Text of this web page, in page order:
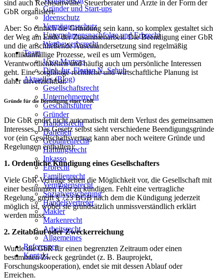
Gründer und Start-ups
Ideenschutz
Vermögensschutz
Unternehmensnachfolge und Erbrecht
Wettbewerbsrecht
Team
Uwe Martens
Dipl. Jur. Florian N. Schuh
Aktuelles (Blog)
Gesellschaftsrecht
Unternehmerrecht
Geschäftsführer
Gründer
Handelsrecht
Darlehen
Gebührenrecht
Haftungsrecht
Inkasso
Erbrecht
Familienrecht
Vermögensrecht
Sozialversicherung
Handelsvertreter
Makler
Markenrecht
Arbeitsrecht
Allgemeines
Referenzen
Kontakt
sind auch Rechtsanwälte, Steuerberater und Ärzte in der Form der
GbR organisiert.
Aber: So einfach die Gründung sein kann, so komplex gestaltet sich
der Weg am Ende der Zusammenarbeit. Die Beendigung einer GbR
und die anschließende Auseinandersetzung sind regelmäßig
konfliktanfällige Prozesse, weil es um Vermögen,
Verantwortlichkeiten und häufig auch um persönliche Interessen
geht. Eine sorgfältige rechtliche und wirtschaftliche Planung ist
daher unverzichtbar.
Gründe für die Beendigung einer GbR
Die GbR endet nicht automatisch mit dem Verlust des gemeinsamen
Interesses. Das Gesetz selbst sieht verschiedene Beendigungsgründe
vor (ein Gesellschaftsvertrag kann aber noch weitere Gründe und
Regelungen enthalten):
1. Ordentliche Kündigung eines Gesellschafters
Viele GbR-Verträge sehen die Möglichkeit vor, die Gesellschaft mit
einer bestimmten Frist zu kündigen. Fehlt eine vertragliche
Regelung, greift § 723 BGB nach dem die Kündigung jederzeit
möglich ist, wobei sie grundsätzlich unmissverständlich erklärt
werden muss.
2. Zeitablauf oder Zweckerreichung
Wurde die GbR für einen begrenzten Zeitraum oder einen
bestimmten Zweck gegründet (z. B. Bauprojekt,
Forschungskooperation), endet sie mit dessen Ablauf oder
Erreichen.